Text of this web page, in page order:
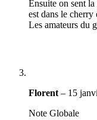
Ensuite on sent
est dans le cherry
Les amateurs du
Florent – 15
Note Globale